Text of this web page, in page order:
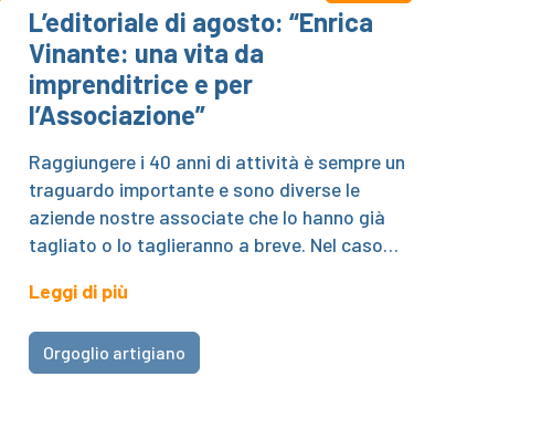
L’editoriale di agosto: “Enrica
Vinante: una vita da
imprenditrice e per
l’Associazione”
Raggiungere i 40 anni di attività è sempre un
traguardo importante e sono diverse le
aziende nostre associate che lo hanno già
tagliato o lo taglieranno a breve. Nel caso…
Leggi di più
Orgoglio artigiano